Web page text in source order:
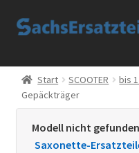
Zur
Zum
Start
AGB
Datenschutzerklärung
Start SCOOTER bis
Gepäckträger
Modell nicht
Saxonette-